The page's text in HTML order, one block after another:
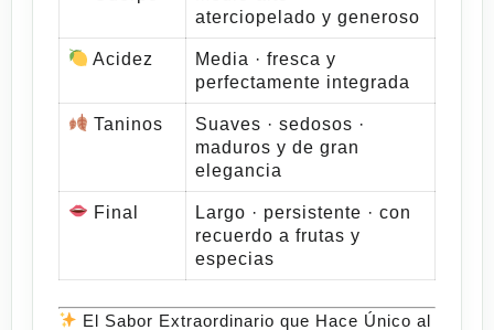
aterciopelado y generoso
Acidez
Media · fresca y
perfectamente integrada
Taninos
Suaves · sedosos ·
maduros y de gran
elegancia
Final
Largo · persistente · con
recuerdo a frutas y
especias
El Sabor Extraordinario que Hace Único al